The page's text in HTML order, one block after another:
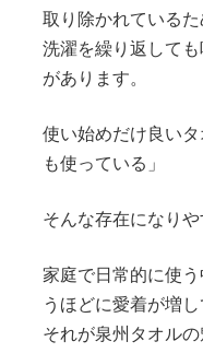
取り除かれているた
洗濯を繰り返して
があります。
使い始めだけ良い
も使っている」
そんな存在になりや
家庭で日常的に使
うほどに愛着が増し
それが泉州タオルの